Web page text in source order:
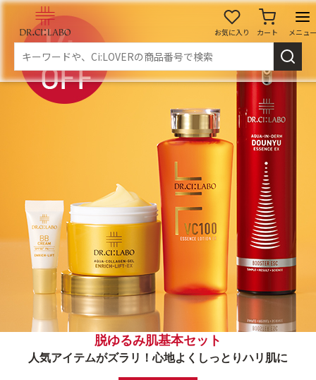
お気に入り カート メニュー
新規会員登録 ログイン
商品カテゴリーから探す
メイク落とし 洗顔
角質・導入美容液 化粧水
乳液 美容液
クリーム
脱ゆるみ肌基本セット
人気アイテムがズラリ！心地よくしっとりハリ肌に